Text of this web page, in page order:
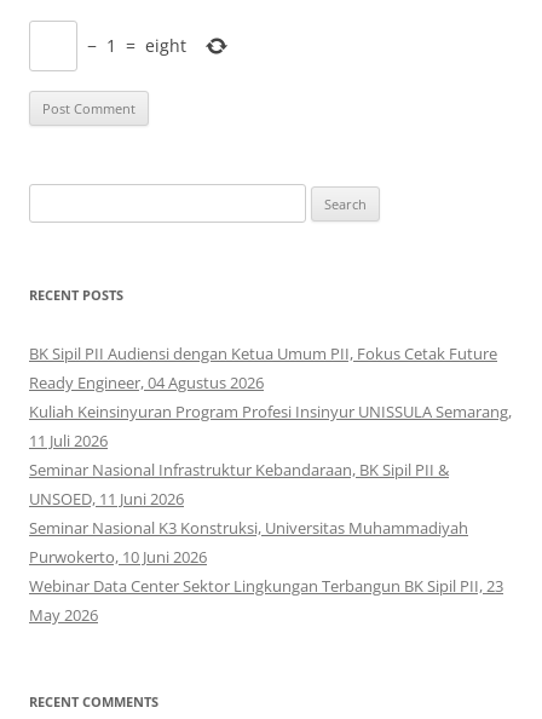
− 1 = eight
for:
RECENT POSTS
BK Sipil PII Audiensi dengan Ketua Umum PII, Fokus Cetak Future
Ready Engineer, 04 Agustus 2026
Kuliah Keinsinyuran Program Profesi Insinyur UNISSULA Semarang,
11 Juli 2026
Seminar Nasional Infrastruktur Kebandaraan, BK Sipil PII &
UNSOED, 11 Juni 2026
Seminar Nasional K3 Konstruksi, Universitas Muhammadiyah
Purwokerto, 10 Juni 2026
Webinar Data Center Sektor Lingkungan Terbangun BK Sipil PII, 23
May 2026
RECENT COMMENTS